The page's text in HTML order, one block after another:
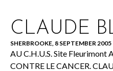
CLAUDE
SHERBROOKE, 8 SEPTEMBER 2005
AU C.H.U.S. Site Fleurimont
CONTRE LE CANCER.